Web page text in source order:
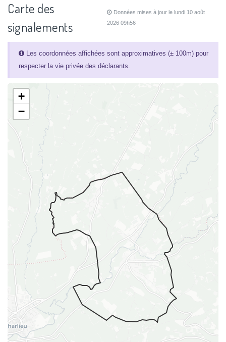
Carte des
signalements
Données mises à jour le lundi 10 août
2026 09h56
Les coordonnées affichées sont approximatives (± 100m) pour
respecter la vie privée des déclarants.
+
−